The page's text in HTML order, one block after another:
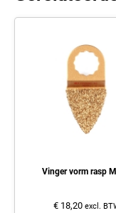
Vinger vorm rasp
€ 18,20 excl.